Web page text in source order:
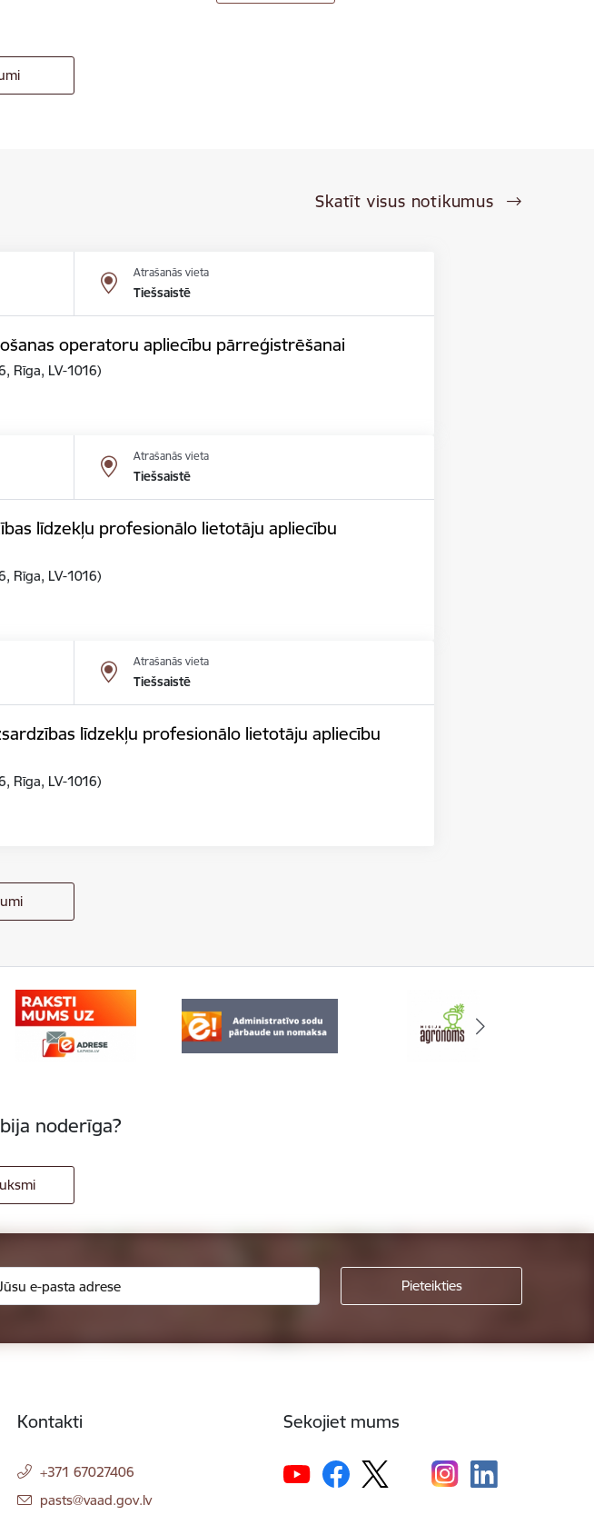
Skatīt visus notikumus
Atrašanās vieta
Tiešsaistē
operatoru apliecību pārreģistrēšanai
Rīga, LV-1016)
Atrašanās vieta
Tiešsaistē
līdzekļu profesionālo lietotāju apliecību
Rīga, LV-1016)
Atrašanās vieta
Tiešsaistē
līdzekļu profesionālo lietotāju apliecību
Rīga, LV-1016)
noderīga?
Kontakti
+371 67027406
E-pasts:
pasts@vaad.gov.lv
Sekojiet mums